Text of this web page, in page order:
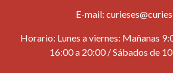
E-mail:
Horario: Lunes a viernes: Mañanas
16:00 a 20:00 / Sábados de